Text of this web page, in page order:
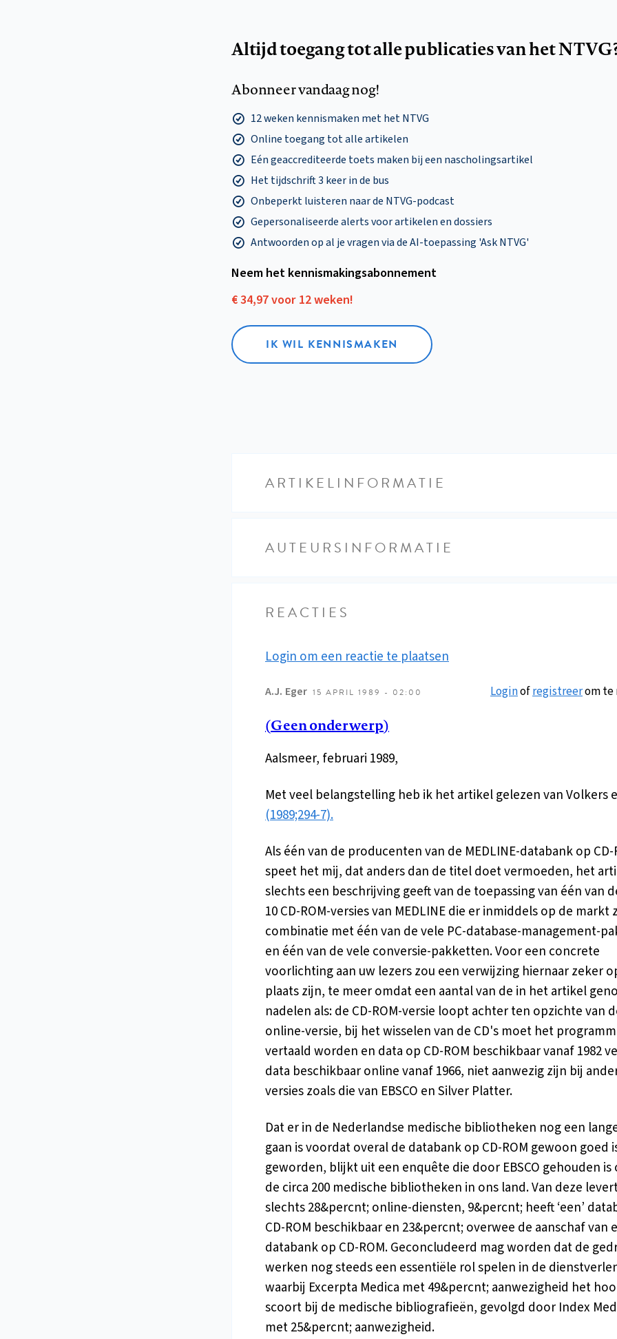
Altijd toegang tot alle publicaties van het
Abonneer vandaag nog!
12 weken kennismaken met het NTVG
Online toegang tot alle artikelen
Eén geaccrediteerde toets maken bij een nascholingsartikel
Het tijdschrift 3 keer in de bus
Onbeperkt luisteren naar de NTVG-podcast
Gepersonaliseerde alerts voor artikelen en dossiers
Antwoorden op al je vragen via de AI-toepassing 'Ask NTVG'
Neem het kennismakings­abonnement
€ 34,97 voor 12 weken!
IK WIL KENNISMAKEN
ARTIKELINFORMATIE
AUTEURSINFORMATIE
REACTIES
Login om een reactie te plaatsen
A.J. Eger 15 APRIL 1989 - 02:00 Loginofregistreerom te
(Geen onderwerp)
Aalsmeer, februari 1989,
Met veel belangstelling heb ik het artikel gelezen van Volkers
(1989;294-7).
Als één van de producenten van de MEDLINE-databank op CD-
speet het mij, dat anders dan de titel doet vermoeden, het
slechts een beschrijving geeft van de toepassing van één van
10 CD-ROM-versies van MEDLINE die er inmiddels op de markt
combinatie met één van de vele PC-database-management-
en één van de vele conversie-pakketten. Voor een concrete
voorlichting aan uw lezers zou een verwijzing hiernaar zeker
plaats zijn, te meer omdat een aantal van de in het artikel
nadelen als: de CD-ROM-versie loopt achter ten opzichte van
online-versie, bij het wisselen van de CD's moet het
vertaald worden en data op CD-ROM beschikbaar vanaf 1982
data beschikbaar online vanaf 1966, niet aanwezig zijn bij
versies zoals die van EBSCO en Silver Platter.
Dat er in de Nederlandse medische bibliotheken nog een
gaan is voordat overal de databank op CD-ROM gewoon goed
geworden, blijkt uit een enquête die door EBSCO gehouden is
de circa 200 medische bibliotheken in ons land. Van deze
slechts 28&percnt; online-diensten, 9&percnt; heeft ‘een’
CD-ROM beschikbaar en 23&percnt; overwee de aanschaf van
databank op CD-ROM. Geconcludeerd mag worden dat de
werken nog steeds een essentiële rol spelen in de
waarbij Excerpta Medica met 49&percnt; aanwezigheid het
scoort bij de medische bibliografieën, gevolgd door Index
met 25&percnt; aanwezigheid.